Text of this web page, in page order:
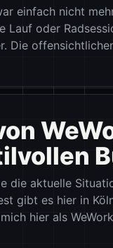
einfach nicht
Lauf oder
Die
die aktuelle
gibt es hier in
hier als